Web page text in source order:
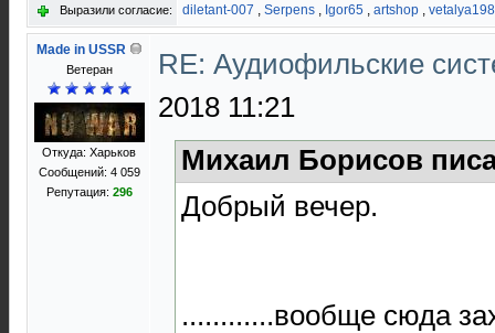
Выразили согласие: diletant-007 , Serpens , Igor65 , artshop ,
Made in USSR
Ветеран
Откуда: Харьков
Сообщений: 4 059
Репутация: 296
RE: Аудиофильские
2018 11:21
Михаил Борисов
Добрый вечер.
............вообще сюда